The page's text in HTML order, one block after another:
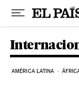
Pular para o
AMÉRICA LATINA